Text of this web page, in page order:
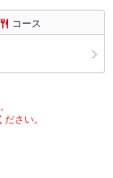
コース
さい。